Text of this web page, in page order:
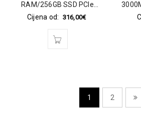
RAM/256GB SSD PCIe
WiFi/BT/Intel UHD
Graphics/Win 11 Pro 64-bit
Cijena od: 316,00€
SSD/
1 2